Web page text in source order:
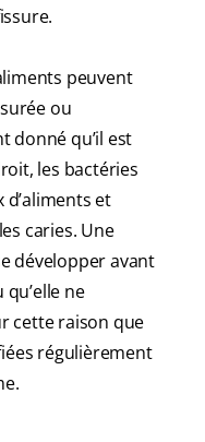
peuvent
ou
donné qu’il est
les bactéries
et
caries. Une
développer avant
ne
cette raison que
régulièrement